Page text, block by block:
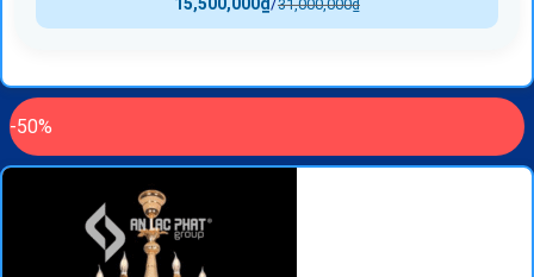
31,000,000₫
-50%